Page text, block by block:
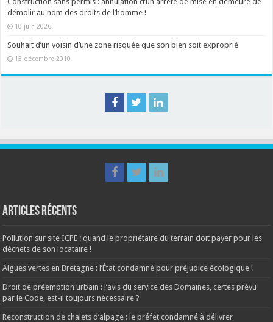
démolir au nom des droits de l’homme !
10 juin 2026
Souhait d’un voisin d’une zone risquée que son bien soit exproprié
15 décembre 2010
Articles récents
Pollution sur site ICPE : quand le propriétaire du terrain doit payer pour les
déchets de son locataire !
Algues vertes en Bretagne : l’État condamné pour préjudice écologique !
Droit de préemption urbain : l’avis du service des Domaines, certes prévu
par le Code, est-il toujours nécessaire ?
Reconstruction de chalets d’alpage : le préfet condamné à délivrer